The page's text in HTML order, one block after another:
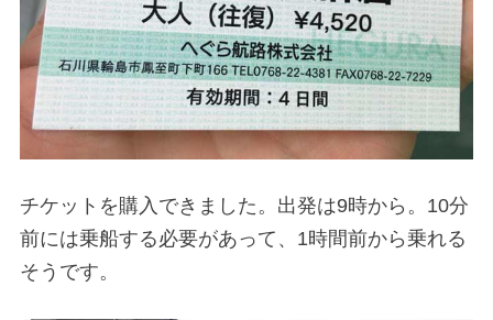
チケットを購入できました。出発は9時から。10分
前には乗船する必要があって、1時間前から乗れる
そうです。